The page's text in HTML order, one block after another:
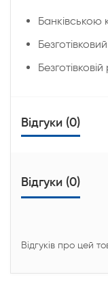
Банківською
Відгуки (0)
Відгуки (0)
Відгуків про цей